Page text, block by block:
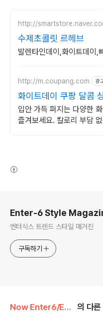
http://
수제초콜릿 르헤브
발렌타인데이,화이트데이,
http://m.coupang.com 광
화이트데이 쿠팡 달콤
입안 가득 퍼지는 다양한
즐겨보세요. 칼로리 부담
Enter-6 Style
엔터식스 트렌드 스타일 매거진
구독하기
Now Enter6/Enter6 Promotion 의 다른